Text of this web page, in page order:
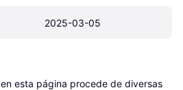
2025-03-05
esta página procede de diversas